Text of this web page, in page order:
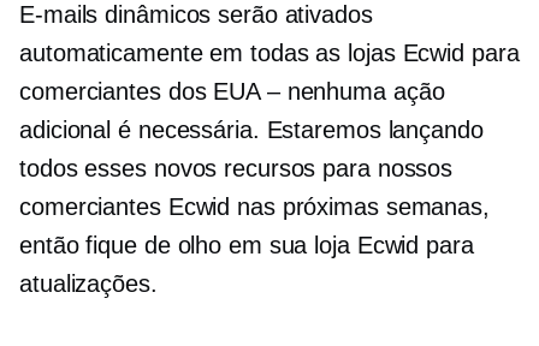
E-mails dinâmicos serão ativados
automaticamente em todas as lojas Ecwid para
comerciantes dos EUA – nenhuma ação
adicional é necessária. Estaremos lançando
todos esses novos recursos para nossos
comerciantes Ecwid nas próximas semanas,
então fique de olho em sua loja Ecwid para
atualizações.